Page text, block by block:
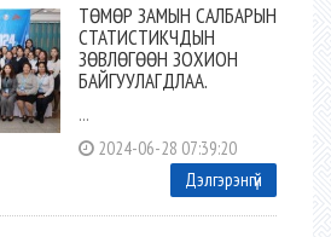
ТӨМӨР ЗАМЫН САЛБАРЫН
СТАТИСТИКЧДЫН
ЗӨВЛӨГӨӨН ЗОХИОН
БАЙГУУЛАГДЛАА.
...
2024-06-28 07:39:20
Дэлгэрэнгүй